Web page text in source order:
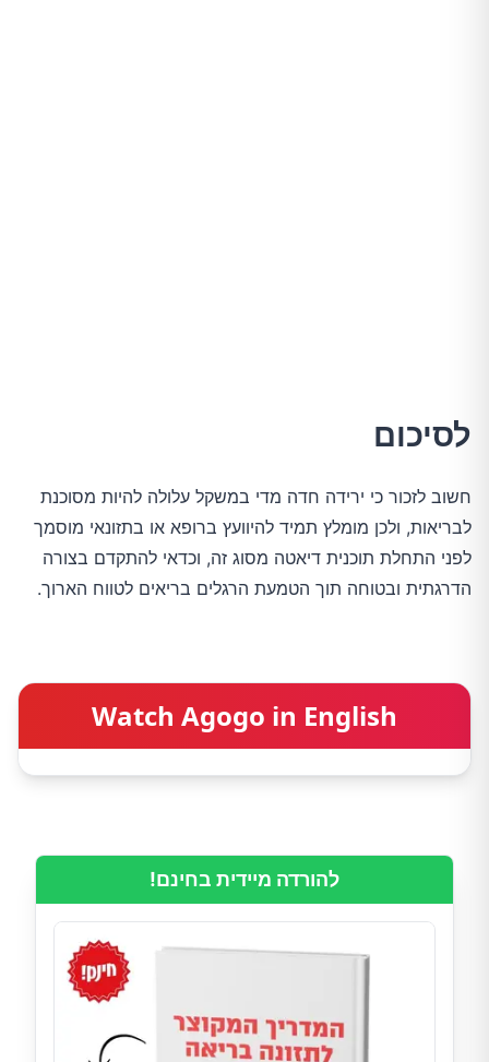
לסיכום
חשוב לזכור כי ירידה חדה מדי במשקל עלולה להיות מסוכנת
לבריאות, ולכן מומלץ תמיד להיוועץ ברופא או בתזונאי מוסמך
לפני התחלת תוכנית דיאטה מסוג זה, וכדאי להתקדם בצורה
הדרגתית ובטוחה תוך הטמעת הרגלים בריאים לטווח הארוך.
Watch Agogo in English
להורדה מיידית בחינם!